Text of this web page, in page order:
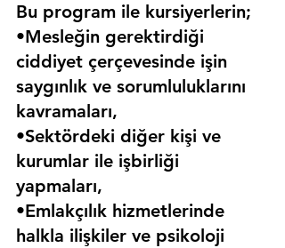
Bu program ile kursiyerlerin;
•Mesleğin gerektirdiği
ciddiyet çerçevesinde işin
saygınlık ve sorumluluklarını
kavramaları,
•Sektördeki diğer kişi ve
kurumlar ile işbirliği
yapmaları,
•Emlakçılık hizmetlerinde
halkla ilişkiler ve psikoloji